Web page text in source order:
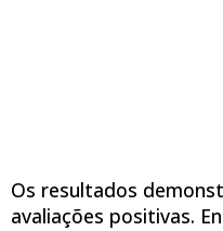
Os resultados
avaliações positivas.